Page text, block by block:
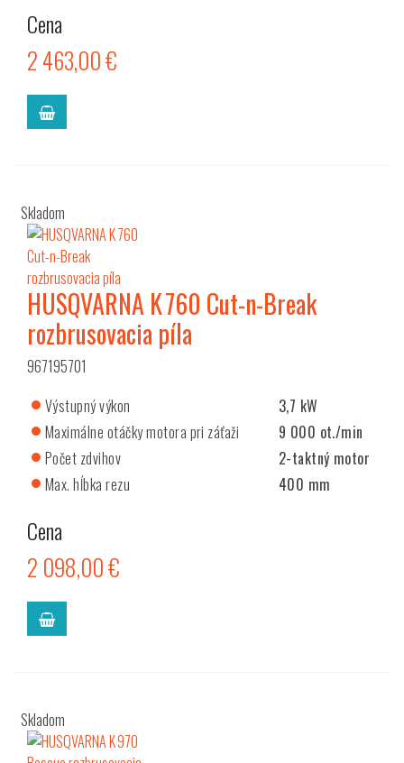
Cena
2 463,00 €
Skladom
HUSQVARNA K 760 Cut-n-Break
rozbrusovacia píla
967195701
Výstupný výkon
3,7 kW
Maximálne otáčky motora pri záťaži
9 000 ot./min
Počet zdvihov
2-taktný motor
Max. hĺbka rezu
400 mm
Cena
2 098,00 €
Skladom